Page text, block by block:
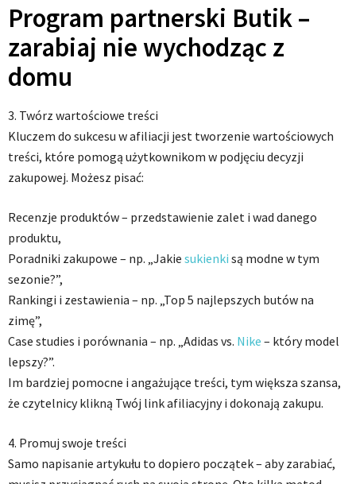
Program partnerski Butik –
zarabiaj nie wychodząc z
domu
3. Twórz wartościowe treści
Kluczem do sukcesu w afiliacji jest tworzenie wartościowych
treści, które pomogą użytkownikom w podjęciu decyzji
zakupowej. Możesz pisać:
Recenzje produktów – przedstawienie zalet i wad danego
produktu,
Poradniki zakupowe – np. „Jakie sukienki są modne w tym
sezonie?”,
Rankingi i zestawienia – np. „Top 5 najlepszych butów na
zimę”,
Case studies i porównania – np. „Adidas vs. Nike – który model
lepszy?”.
Im bardziej pomocne i angażujące treści, tym większa szansa,
że czytelnicy klikną Twój link afiliacyjny i dokonają zakupu.
4. Promuj swoje treści
Samo napisanie artykułu to dopiero początek – aby zarabiać,